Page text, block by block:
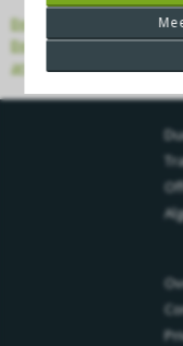
Bekijk hier de Brochure
Bekijk hier de
annuleringsverzekering